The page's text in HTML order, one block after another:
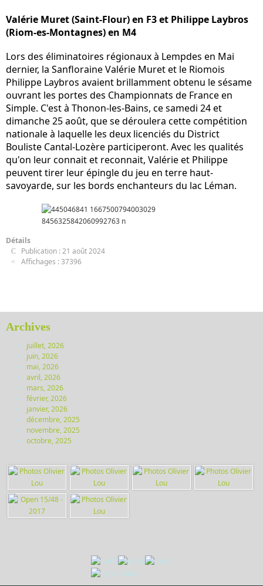
Valérie Muret (Saint-Flour) en F3 et Philippe Laybros
(Riom-es-Montagnes) en M4
Lors des éliminatoires régionaux à Lempdes en Mai
dernier, la Sanfloraine Valérie Muret et le Riomois
Philippe Laybros avaient brillamment obtenu le sésame
ouvrant les portes des Championnats de France en
Simple. C'est à Thonon-les-Bains, ce samedi 24 et
dimanche 25 août, que se déroulera cette compétition
nationale à laquelle les deux licenciés du District
Bouliste Cantal-Lozère participeront. Avec les qualités
qu'on leur connait et reconnait, Valérie et Philippe
peuvent tirer leur épingle du jeu en terre haut-
savoyarde, sur les bords enchanteurs du lac Léman.
Détails
Publication : 21 août 2024
Affichages : 37396
Archives
juillet, 2026
juin, 2026
mai, 2026
avril, 2026
mars, 2026
février, 2026
janvier, 2026
décembre, 2025
novembre, 2025
octobre, 2025